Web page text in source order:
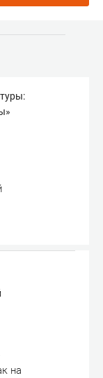
на